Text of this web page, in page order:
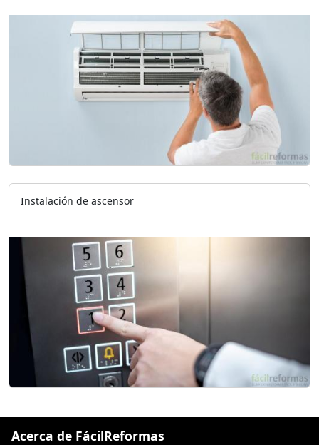
Instalación de ascensor
Acerca de FácilReformas